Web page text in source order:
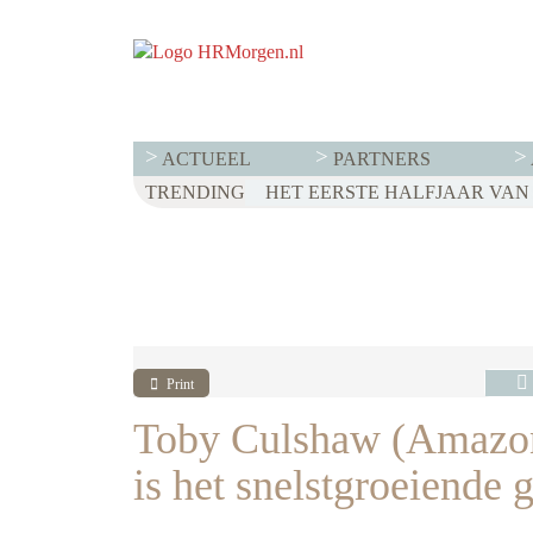
ACTUEEL PARTNERS
TRENDING WET LOONTRANSPARANTIE:
HET EERSTE HALFJAAR
VOOR EEN SUCCESVOL
Print
Toby Culshaw
is het snelstgroeiende